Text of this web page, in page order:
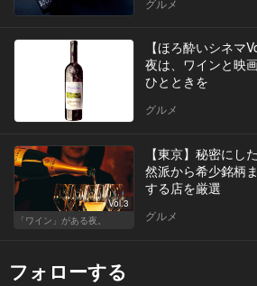
グルメ
【ほろ酔いシネマ
夜は、ワインと映
ひとときを
グルメ
Vol.3
「ワイン」がある夜。
【東京】秘密にし
然派から希少銘柄
する店を厳選
グルメ
フォローする